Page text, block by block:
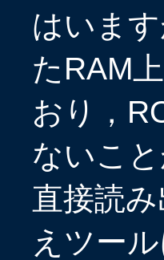
はいま
たRAM
おり，
ないこ
直接読
えツー